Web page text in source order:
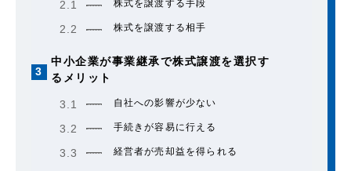
2.1 株式を譲渡する手段
2.2 株式を譲渡する相手
3
中小企業が事業継承で株式譲渡を選択す
るメリット
3.1 自社への影響が少ない
3.2 手続きが容易に行える
3.3 経営者が売却益を得られる